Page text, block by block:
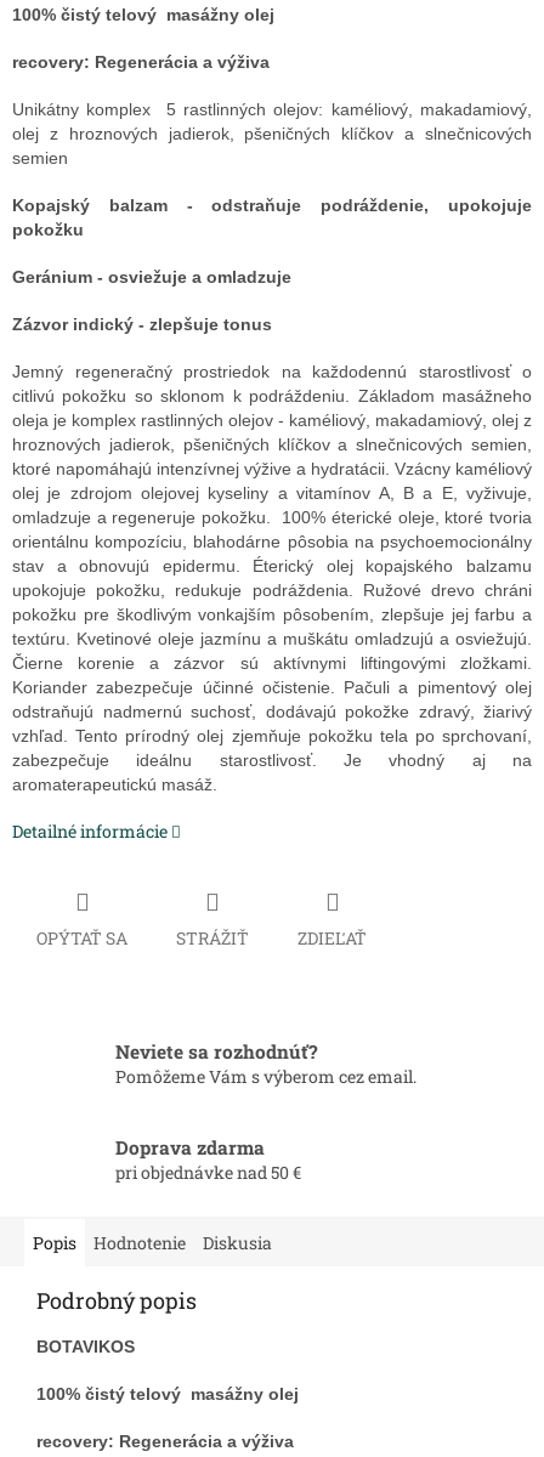
100% čistý telový masážny olej
recovery: Regenerácia a výživa
Unikátny komplex 5 rastlinných olejov: kaméliový, makadamiový,
olej z hroznových jadierok, pšeničných klíčkov a slnečnicových
semien
Kopajský balzam - odstraňuje podráždenie, upokojuje
pokožku
Geránium - osviežuje a omladzuje
Zázvor indický - zlepšuje tonus
Jemný regeneračný prostriedok na každodennú starostlivosť o
citlivú pokožku so sklonom k podráždeniu. Základom masážneho
oleja je komplex rastlinných olejov - kaméliový, makadamiový, olej z
hroznových jadierok, pšeničných klíčkov a slnečnicových semien,
ktoré napomáhajú intenzívnej výžive a hydratácii. Vzácny kaméliový
olej je zdrojom olejovej kyseliny a vitamínov A, B a E, vyživuje,
omladzuje a regeneruje pokožku. 100% éterické oleje, ktoré tvoria
orientálnu kompozíciu, blahodárne pôsobia na psychoemocionálny
stav a obnovujú epidermu. Éterický olej kopajského balzamu
upokojuje pokožku, redukuje podráždenia. Ružové drevo chráni
pokožku pre škodlivým vonkajším pôsobením, zlepšuje jej farbu a
textúru. Kvetinové oleje jazmínu a muškátu omladzujú a osviežujú.
Čierne korenie a zázvor sú aktívnymi liftingovými zložkami.
Koriander zabezpečuje účinné očistenie. Pačuli a pimentový olej
odstraňujú nadmernú suchosť, dodávajú pokožke zdravý, žiarivý
vzhľad. Tento prírodný olej zjemňuje pokožku tela po sprchovaní,
zabezpečuje ideálnu starostlivosť. Je vhodný aj na
aromaterapeutickú masáž.
Detailné informácie
OPÝTAŤ SA STRÁŽIŤ ZDIEĽAŤ
Neviete sa rozhodnúť?
Pomôžeme Vám s výberom cez email.
Doprava zdarma
pri objednávke nad 50 €
Popis Hodnotenie Diskusia
Podrobný popis
BOTAVIKOS
100% čistý telový masážny olej
recovery: Regenerácia a výživa